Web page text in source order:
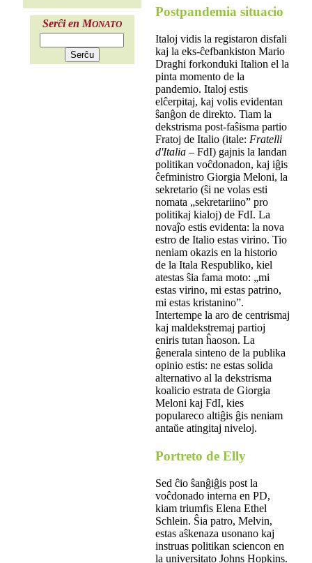
Serĉi en MONATO
Postpandemia situacio
Italoj vidis la registaron disfali
kaj la eks-ĉefbankiston Mario
Draghi forkonduki Italion el la
pinta momento de la
pandemio. Italoj estis
elĉerpitaj, kaj volis evidentan
ŝanĝon de direkto. Tiam la
dekstrisma post-faŝisma partio
Fratoj de Italio (itale: Fratelli
d'Italia– FdI) gajnis la landan
politikan voĉdonadon, kaj iĝis
ĉefministro Giorgia Meloni, la
sekretario (ŝi ne volas esti
nomata „sekretariino” pro
politikaj kialoj) de FdI. La
novaĵo estis evidenta: la nova
estro de Italio estas virino. Tio
neniam okazis en la historio
de la Itala Respubliko, kiel
atestas ŝia fama moto: „mi
estas virino, mi estas patrino,
mi estas kristanino”.
Intertempe la aro de centrismaj
kaj maldekstremaj partioj
eniris tutan ĥaoson. La
ĝenerala sinteno de la publika
opinio estis: ne estas solida
alternativo al la dekstrisma
koalicio estrata de Giorgia
Meloni kaj FdI, kies
populareco altiĝis ĝis neniam
antaŭe atingitaj niveloj.
Portreto de Elly
Sed ĉio ŝanĝiĝis post la
voĉdonado interna en PD,
kiam triumfis Elena Ethel
Schlein. Ŝia patro, Melvin,
estas aŝkenaza usonano kaj
instruas politikan sciencon en
la universitato Johns Hopkins.